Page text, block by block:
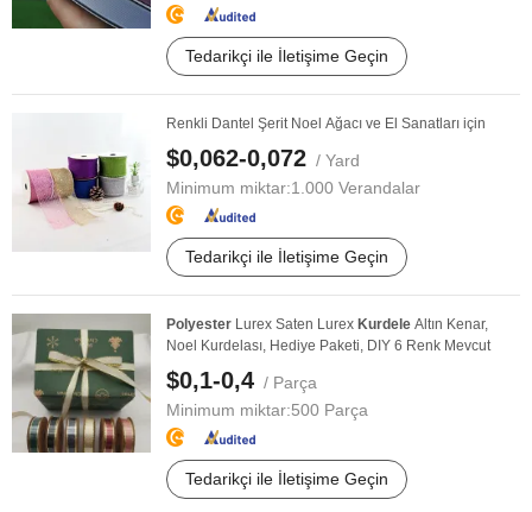
Tedarikçi ile İletişime Geçin
Renkli Dantel Şerit Noel Ağacı ve El Sanatları için
$0,062-0,072 / Yard
Minimum miktar:1.000 Verandalar
Tedarikçi ile İletişime Geçin
Polyester Lurex Saten Lurex Kurdele Altın Kenar,
Noel Kurdelası, Hediye Paketi, DIY 6 Renk Mevcut
$0,1-0,4 / Parça
Minimum miktar:500 Parça
Tedarikçi ile İletişime Geçin